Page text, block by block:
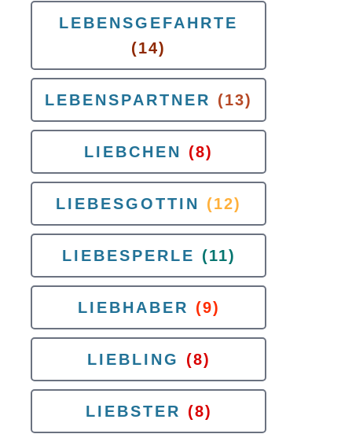
LEBENSGEFAHRTE
(14)
LEBENSPARTNER (13)
LIEBCHEN (8)
LIEBESGOTTIN (12)
LIEBESPERLE (11)
LIEBHABER (9)
LIEBLING (8)
LIEBSTER (8)